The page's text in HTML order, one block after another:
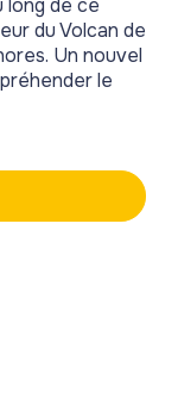
long de ce
du Volcan de
Un nouvel
le